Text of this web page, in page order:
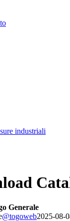
industriali
Generale
@togoweb2025-08-